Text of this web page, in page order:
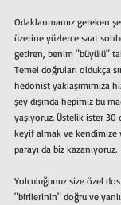
Odaklanmamız gereken
üzerine yüzlerce saat
getiren, benim "büyülü"
Temel doğruları oldukça
hedonist yaklaşımımıza
şey dışında hepimiz bu
yaşıyoruz. Üstelik ister 30
keyif almak ve kendimize
parayı da biz kazanıyoruz.
Yolculuğunuz size özel
"birilerinin" doğru ve